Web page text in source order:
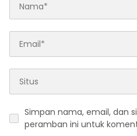
Simpan nama, email, dan
peramban ini untuk